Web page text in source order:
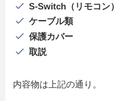
S-Switch（リモコン）
ケーブル類
保護カバー
取説
内容物は上記の通り。